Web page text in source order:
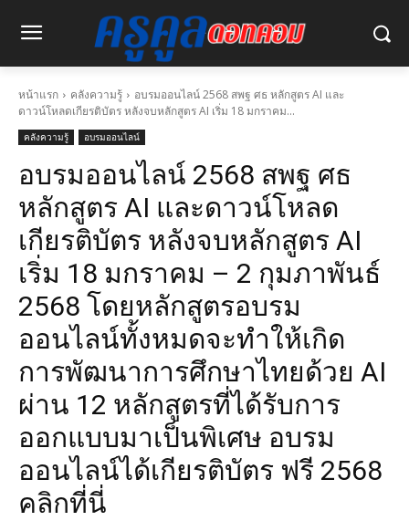
หน้าแรก คลังความรู้
อบรมออนไลน์ 2568 สพฐ ศธ หลักสูตร AI และ
ดาวน์โหลดเกียรติบัตร หลังจบหลักสูตร AI เริ่ม 18 มกราคม...
คลังความรู้ อบรมออนไลน์
อบรมออนไลน์ 2568 สพฐ ศธ
หลักสูตร AI และดาวน์โหลด
เกียรติบัตร หลังจบหลักสูตร AI
เริ่ม 18 มกราคม – 2 กุมภาพันธ์
2568 โดยหลักสูตรอบรม
ออนไลน์ทั้งหมดจะทำให้เกิด
การพัฒนาการศึกษาไทยด้วย AI
ผ่าน 12 หลักสูตรที่ได้รับการ
ออกแบบมาเป็นพิเศษ อบรม
ออนไลน์ได้เกียรติบัตร ฟรี 2568
คลิกที่นี่